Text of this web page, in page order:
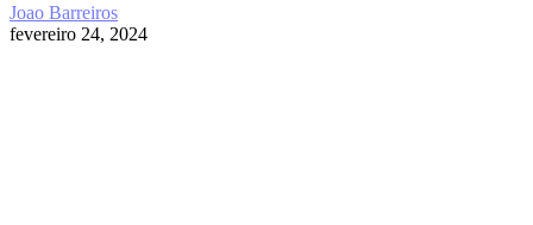
Joao Barreiros
fevereiro 24, 2024